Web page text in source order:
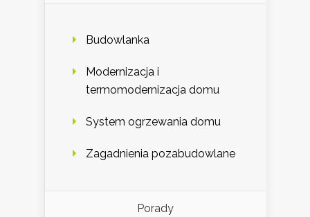
Budowlanka
Modernizacja i
termomodernizacja domu
System ogrzewania domu
Zagadnienia pozabudowlane
Porady